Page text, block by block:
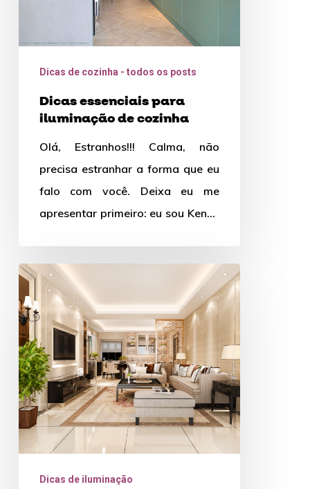
Dicas de cozinha - todos os posts
Dicas essenciais para
iluminação de cozinha
Olá, Estranhos!!! Calma, não
precisa estranhar a forma que eu
falo com você. Deixa eu me
apresentar primeiro: eu sou Kenny
Iluminação
para
sala
de
estar
por
Márcia
Figueiredo
Dicas de iluminação